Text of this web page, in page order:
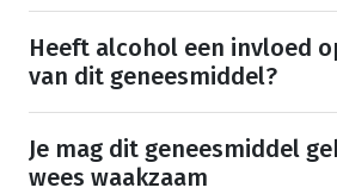
Heeft alcohol een invloed
van dit geneesmiddel?
Je mag dit geneesmiddel
wees waakzaam